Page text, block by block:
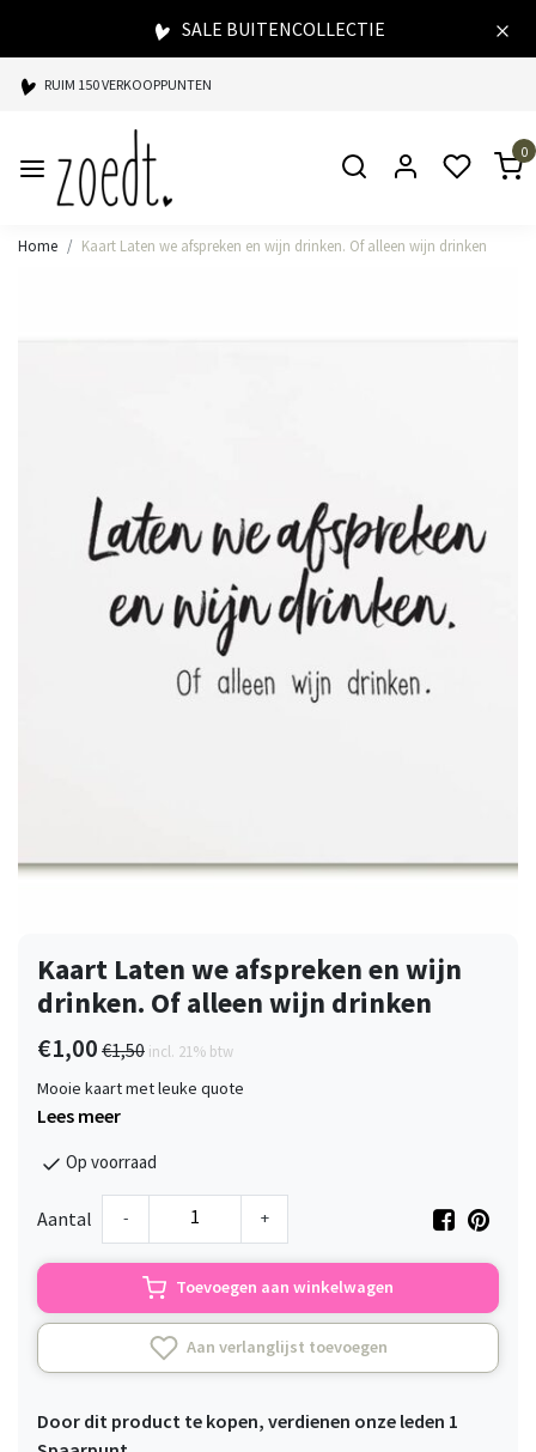
SALE BUITENCOLLECTIE
RUIM 150 VERKOOPPUNTEN
SPAARPUNTEN BIJ ELKE AANKOOP
SNELLE LEVERING
0
Home Kaart Laten we afspreken en wijn drinken. Of alleen wijn drinken
Kaart Laten we afspreken en wijn
drinken. Of alleen wijn drinken
€1,00 €1,50 incl. 21% btw
Mooie kaart met leuke quote
Lees meer
Op voorraad
Aantal - +
Toevoegen aan winkelwagen
Aan verlanglijst toevoegen
Door dit product te kopen, verdienen onze leden 1